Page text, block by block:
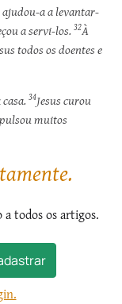
ajudou-a a levantar-
a servi-los.32À
todos os doentes e
34Jesus curou
muitos
a todos os artigos.